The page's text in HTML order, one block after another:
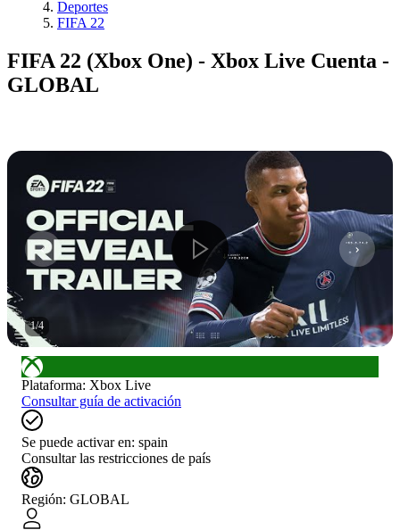
Deportes
FIFA 22
FIFA 22 (Xbox One) - Xbox Live Cuenta -
GLOBAL
1/4
Plataforma: Xbox Live
Consultar guía de activación
Se puede activar en: spain
Consultar las restricciones de país
Región: GLOBAL